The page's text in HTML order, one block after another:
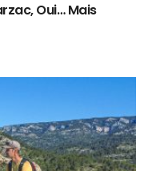
Oui… Mais